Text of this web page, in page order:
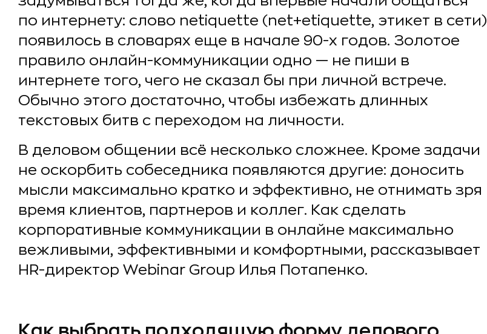
по интернету: слово netiquette (net+etiquette, этикет в сети)
появилось в словарях еще в начале 90-х годов. Золотое
правило онлайн-коммуникации одно — не пиши в
интернете того, чего не сказал бы при личной встрече.
Обычно этого достаточно, чтобы избежать длинных
текстовых битв с переходом на личности.
В деловом общении всё несколько сложнее. Кроме задачи
не оскорбить собеседника появляются другие: доносить
мысли максимально кратко и эффективно, не отнимать зря
время клиентов, партнеров и коллег. Как сделать
корпоративные коммуникации в онлайне максимально
вежливыми, эффективными и комфортными, рассказывает
HR-директор Webinar Group Илья Потапенко.